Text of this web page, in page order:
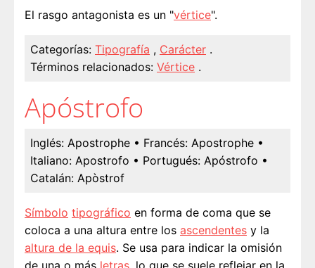
El rasgo antagonista es un "vértice".
Categorías: Tipografía , Carácter .
Términos relacionados: Vértice .
Apóstrofo
Inglés: Apostrophe • Francés: Apostrophe •
Italiano: Apostrofo • Portugués: Apóstrofo •
Catalán: Apòstrof
Símbolo tipográfico en forma de coma que se
coloca a una altura entre los ascendentes y la
altura de la equis. Se usa para indicar la omisión
de una o más letras, lo que se suele reflejar en la